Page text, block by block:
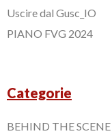
Uscire dal Gusc_IO
PIANO FVG 2024
Categorie
BEHIND THE SCENE